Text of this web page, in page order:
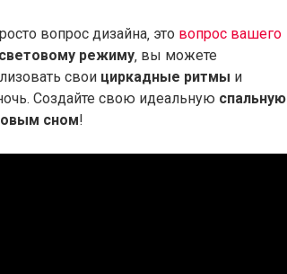
вопрос дизайна‚ это вопрос вашего
световому режиму‚ вы можете
свои циркадные ритмы и
Создайте свою идеальную спальную
сном!